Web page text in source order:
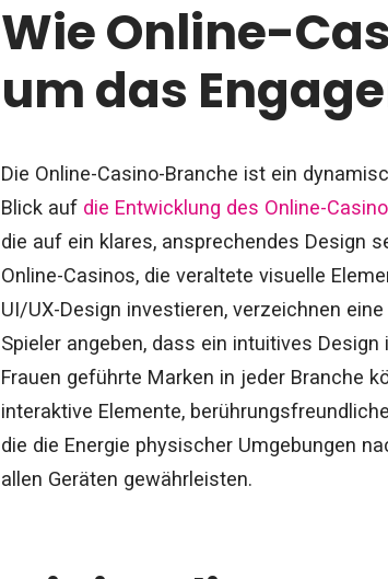
Wie Online-
um das
Die Online-Casino-Branche ist ein
Blick auf die Entwicklung des Online-
die auf ein klares, ansprechendes Design
Online-Casinos, die veraltete visuelle
UI/UX-Design investieren, verzeichnen
Spieler angeben, dass ein intuitives
Frauen geführte Marken in jeder Branche
interaktive Elemente,
die die Energie physischer Umgebungen
allen Geräten gewährleisten.